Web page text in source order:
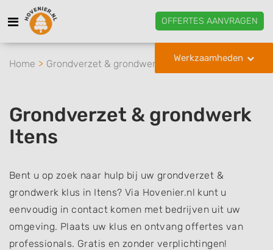
OFFERTES AANVRAGEN
Werkzaamheden
Home Grondverzet & grondwerk Itens
Grondverzet & grondwerk
Itens
Bent u op zoek naar hulp bij uw grondverzet &
grondwerk klus in Itens? Via Hovenier.nl kunt u
eenvoudig in contact komen met bedrijven uit uw
omgeving. Plaats uw klus en ontvang offertes van
professionals. Gratis en zonder verplichtingen!